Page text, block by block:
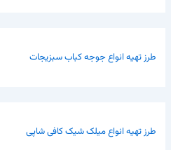
طرز تهیه انواع جوجه کباب سبزیجات
طرز تهیه انواع میلک شیک کافی شاپی